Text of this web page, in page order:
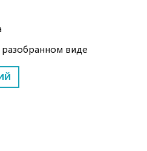
разобранном виде